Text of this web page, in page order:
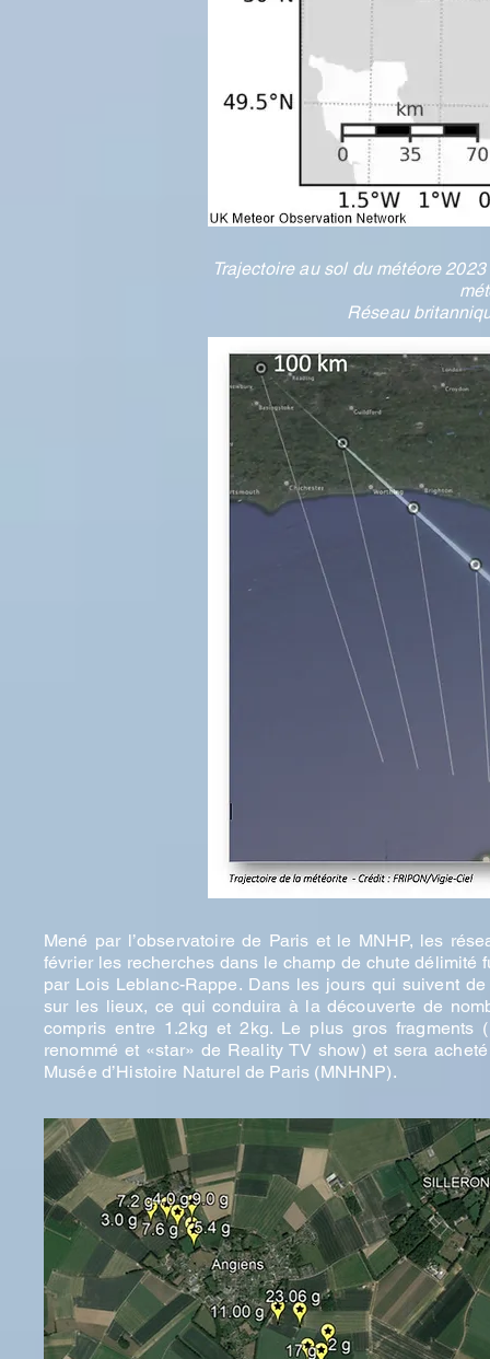
Trajectoire au sol du météore
Réseau
Mené par l’observatoire de Paris et le MNHP, les
février les recherches dans le champ de chute délimité
par Lois Leblanc-Rappe. Dans les jours qui suivent
sur les lieux, ce qui conduira à la découverte de
compris entre 1.2kg et 2kg. Le plus gros fragments
renommé et «star» de Reality TV show) et sera
Musée d’Histoire Naturel de Paris (MNHNP).